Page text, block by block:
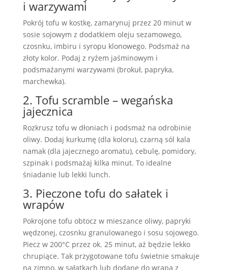
i warzywami
Pokrój tofu w kostkę, zamarynuj przez 20 minut w
sosie sojowym z dodatkiem oleju sezamowego,
czosnku, imbiru i syropu klonowego. Podsmaż na
złoty kolor. Podaj z ryżem jaśminowym i
podsmażanymi warzywami (brokuł, papryka,
marchewka).
2. Tofu scramble – wegańska
jajecznica
Rozkrusz tofu w dłoniach i podsmaż na odrobinie
oliwy. Dodaj kurkumę (dla koloru), czarną sól kala
namak (dla jajecznego aromatu), cebulę, pomidory,
szpinak i podsmażaj kilka minut. To idealne
śniadanie lub lekki lunch.
3. Pieczone tofu do sałatek i
wrapów
Pokrojone tofu obtocz w mieszance oliwy, papryki
wędzonej, czosnku granulowanego i sosu sojowego.
Piecz w 200°C przez ok. 25 minut, aż będzie lekko
chrupiące. Tak przygotowane tofu świetnie smakuje
na zimno, w sałatkach lub dodane do wrapa z